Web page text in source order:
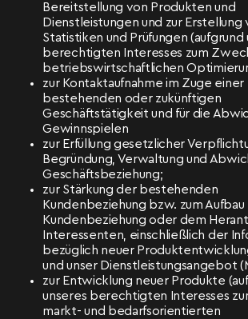
Bereitstellung von Produkten und
Dienstleistungen und zur Erstellung
Statistiken und Prüfungen (aufgrund
berechtigten Interesses zum
betriebswirtschaftlichen
zur Kontaktaufnahme im Zuge einer
bestehenden oder zukünftigen
Geschäftstätigkeit und für die
Gewinnspielen
zur Erfüllung gesetzlicher
Begründung, Verwaltung und
Geschäftsbeziehung;
zur Stärkung der bestehenden
Kundenbeziehung bzw. zum
Kundenbeziehung oder dem
Interessenten, einschließlich der
bezüglich neuer
und unser Dienstleistungsangebot
zur Entwicklung neuer Produkte
unseres berechtigten Interesses
markt- und bedarfsorientierten